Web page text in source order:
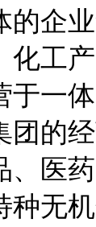
的企
化工
于一
团的
医药
无机